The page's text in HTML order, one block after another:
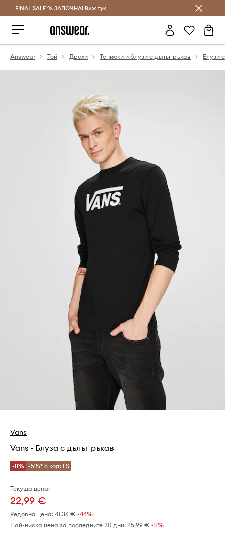
Спестявай с Answear Club
FINAL SALE % ЗАПОЧНА! Виж тук
Answear Той Дрехи Тениски и блузи с дълъг ръкав Блузи
Vans
Vans - Блуза с дълъг ръкав
-11% -5%* с код: FS
Текуща цена:
22,99 €
Редовна цена: 41,36 € -44%
Най-ниска цена за последните 30 дни: 25,99 € -11%